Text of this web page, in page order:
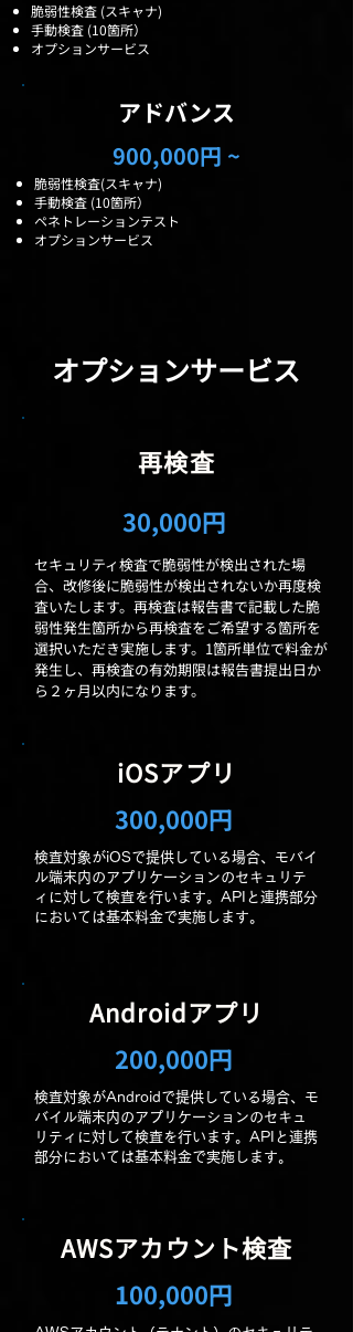
​脆弱性検査 (スキャナ)
手動検査 (10箇所）
​オプションサービス
​​アドバンス
900,000円 ~
​脆弱性検査(スキャナ)
手動検査 (10箇所）
ペネトレーションテスト
​オプションサービス
オプションサービス
再検査
30,000円
セキュリティ検査で脆弱性が検出された場
合、改修後に脆弱性が検出されないか再度検
査いたします。再検査は報告書で記載した脆
弱性発生箇所から再検査をご希望する箇所を
選択いただき実施します。1箇所単位で料金が
発生し、再検査の有効期限は報告書提出日か
ら２ヶ月以内になります。
iOSアプリ
300,000円
検査対象がiOSで提供している場合、モバイ
ル端末内のアプリケーションのセキュリテ
ィに対して検査を行います。APIと連携部分
においては基本料金で実施します。
Androidアプリ
200,000円
検査対象がAndroidで提供している場合、モ
バイル端末内のアプリケーションのセキュ
リティに対して検査を行います。APIと連携
部分においては基本料金で実施します。
AWSアカウント検査
100,000円